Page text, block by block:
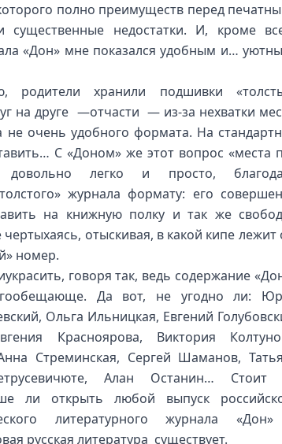
полно преимуществ перед
недостатки. И, кроме
«Дон» мне показался удобным и…
родители хранили подшивки
на друге —отчасти — из-за нехватки
очень удобного формата. На
С «Доном» же этот вопрос «места
довольно легко и просто,
журнала формату: его
на книжную полку и так же
отыскивая, в какой кипе лежит
номер.
говоря так, ведь содержание
Да вот, не угодно ли:
Ольга Ильницкая, Евгений
Красноярова, Виктория
Стреминская, Сергей Шаманов,
Алан Останин… Стоит
ли открыть любой выпуск
литературного журнала
русская литература существует.